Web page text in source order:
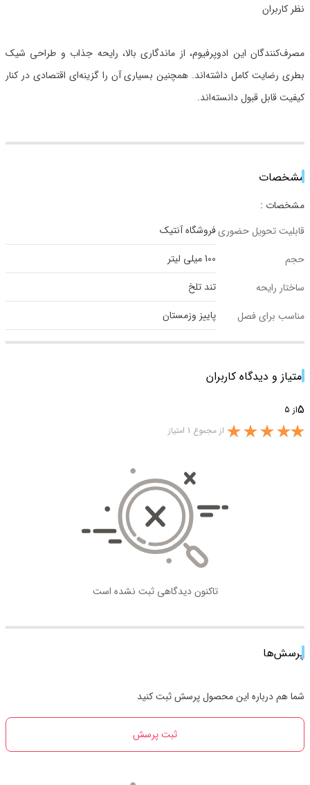
نظر کاربران
مصرف‌کنندگان این ادوپرفیوم، از ماندگاری بالا، رایحه جذاب و طراحی شیک
بطری رضایت کامل داشته‌اند. همچنین بسیاری آن را گزینه‌ای اقتصادی در کنار
کیفیت قابل قبول دانسته‌اند.
مشخصات
مشخصات :
قابلیت تحویل حضوریفروشگاه آنتیک
حجم
100 میلی لیتر
ساختار رایحه
تند تلخ
مناسب برای فصل
پاییز وزمستان
امتیاز و دیدگاه کاربران
5از 5
از مجموع 1 امتیاز
تاکنون دیدگاهی ثبت نشده است
پرسش‌ها
شما هم درباره این محصول پرسش ثبت کنید
ثبت پرسش